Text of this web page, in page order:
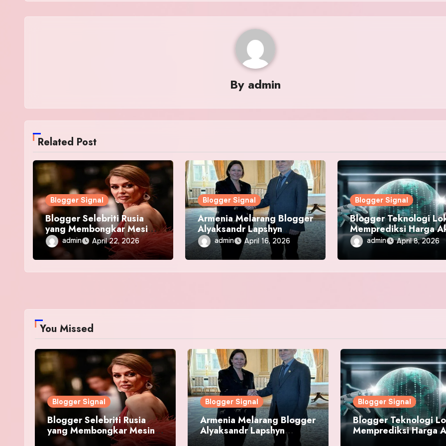
By admin
Related Post
Blogger Signal
Blogger Selebriti Rusia
yang Membongkar Mesin
Propaganda Putin
admin April 22, 2026
Blogger Signal
Armenia Melarang Blogger
Alyaksandr Lapshyn
Memasuki Negara
admin April 16, 2026
Blogger Signal
Blogger Teknologi
Memprediksi Harga
Naik Karena Ledakan
admin April 8, 2026
You Missed
Blogger Signal
Blogger Selebriti Rusia
yang Membongkar Mesin
Propaganda Putin
Blogger Signal
Armenia Melarang Blogger
Alyaksandr Lapshyn
Memasuki Negara
Blogger Signal
Blogger Teknologi
Memprediksi Harga